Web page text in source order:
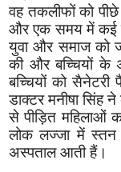
वह तकलीफों को
और एक समय में कई
युवा और समाज को
की और बच्चियों के
बच्चियों को
डाक्टर मनीषा
से पीड़ित महिलाओं
लोक लज्जा में स्तन
अस्पताल आती हैं।